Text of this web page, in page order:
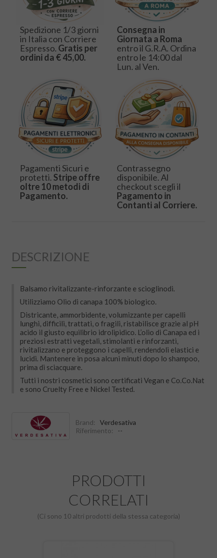
Spedizione 1/3 giorni
in Italia con Corriere
Espresso. Gratis per
ordini da € 45,00.
Consegna in
Giornata a Roma
entro il G.R.A. Ordina
entro le 14:00 dal
Lun. al Ven.
Pagamenti Sicuri e
protetti. Stripe offre
oltre 10 metodi di
Pagamento.
Contrassegno
disponibile. Al
checkout scegli il
Pagamento in
Contanti al Corriere.
DESCRIZIONE
Balsamo rivitalizzante-rinforzante e scioglinodi.
Utilizziamo Olio di canapa 100% biologico.
Districante, ammorbidente, volumizzante per capelli
lunghi, difficili, trattati, o fragili, ristabilisce grazie al pH
acido il giusto equilibrio idrolipidico. L’olio di Canapa ed i
preziosi estratti vegetali, stimolanti e rinforzanti,
rivitalizzano e proteggono i capelli, rendendoli elastici e
lucidi. Mantenere in posa alcuni minuti dopo lo shampoo,
prima di sciacquare.
Tutti i nostri cosmetici sono certificati Vegan e Co.Co.Nat
e sono Cruelty Free e Nickel Tested.
Brand:
Verdesativa
Riferimento:
--
PRODOTTI
CORRELATI
(Ci sono 10 altri prodotti della stessa categoria)